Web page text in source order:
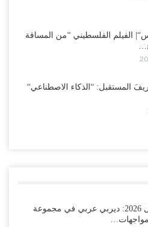
الفيلم الفلسطيني “من المسافة
المستقبل: “الذكاء الاصطناعي“
قرعة مونديال 2026: ديربي عربي في مجموعة